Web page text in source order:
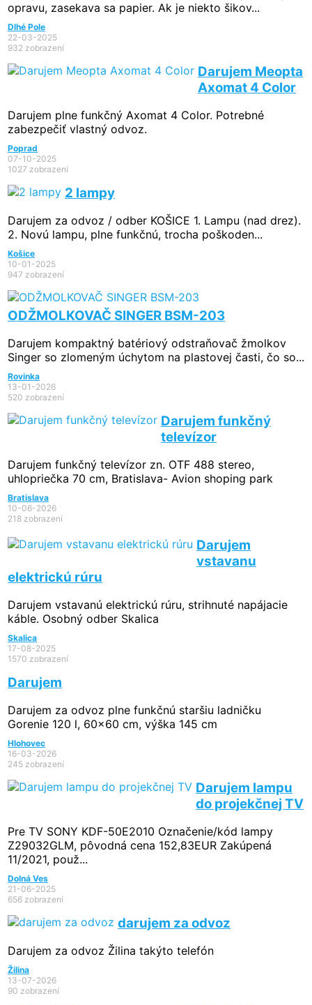
opravu, zasekava sa papier. Ak je niekto šikov...
Dlhé Pole
22-03-2025
932 zobrazení
Darujem Meopta
Axomat 4 Color
Darujem plne funkčný Axomat 4 Color. Potrebné
zabezpečiť vlastný odvoz.
Poprad
07-10-2025
1027 zobrazení
2 lampy
Darujem za odvoz / odber KOŠICE 1. Lampu (nad drez).
2. Novú lampu, plne funkčnú, trocha poškoden...
Košice
10-01-2025
947 zobrazení
ODŽMOLKOVAČ SINGER BSM-203
Darujem kompaktný batériový odstraňovač žmolkov
Singer so zlomeným úchytom na plastovej časti, čo so...
Rovinka
13-01-2026
520 zobrazení
Darujem funkčný
televízor
Darujem funkčný televízor zn. OTF 488 stereo,
uhlopriečka 70 cm, Bratislava- Avion shoping park
Bratislava
10-06-2026
218 zobrazení
Darujem
vstavanu
elektrickú rúru
Darujem vstavanú elektrickú rúru, strihnuté napájacie
káble. Osobný odber Skalica
Skalica
17-08-2025
1570 zobrazení
Darujem
Darujem za odvoz plne funkčnú staršiu ladničku
Gorenie 120 l, 60x60 cm, výška 145 cm
Hlohovec
16-03-2026
245 zobrazení
Darujem lampu
do projekčnej TV
Pre TV SONY KDF-50E2010 Označenie/kód lampy
Z29032GLM, pôvodná cena 152,83EUR Zakúpená
11/2021, použ...
Dolná Ves
21-06-2025
656 zobrazení
darujem za odvoz
Darujem za odvoz Žilina takýto telefón
Žilina
13-07-2026
90 zobrazení